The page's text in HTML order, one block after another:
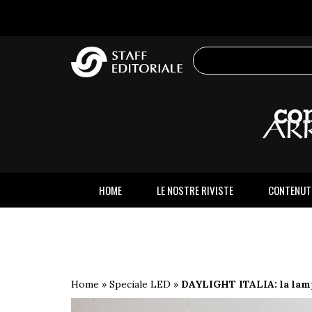
HOME LE NOSTRE RIVISTE
Home » Speciale LED » DAYLIGHT ITALIA: la